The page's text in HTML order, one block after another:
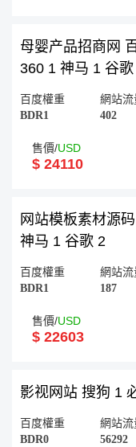
母婴产品招商网
360 1 神马 1 谷
百度權重
BDR1
網站流
402
售價/USD
$ 24110
网站模板素材源
神马 1 谷歌 2
百度權重
BDR1
網站流
187
售價/USD
$ 22603
影视网站 搜狗 1
百度權重
BDR0
網站流
56292